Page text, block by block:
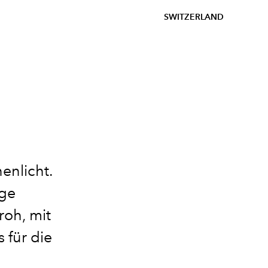
SWITZERLAND
mit
für die